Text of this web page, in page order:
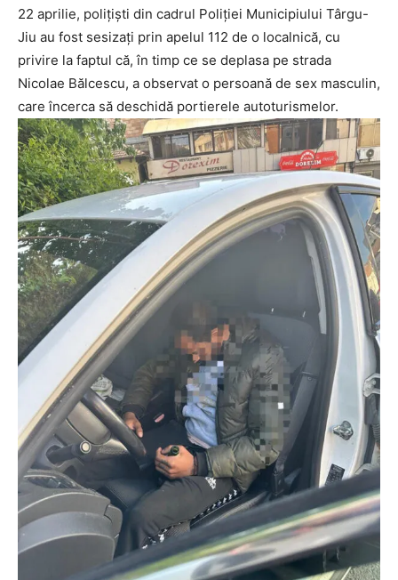
22 aprilie, polițiști din cadrul Poliției Municipiului Târgu-
Jiu au fost sesizați prin apelul 112 de o localnică, cu
privire la faptul că, în timp ce se deplasa pe strada
Nicolae Bălcescu, a observat o persoană de sex masculin,
care încerca să deschidă portierele autoturismelor.